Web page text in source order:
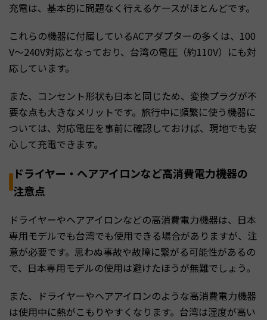
充電は、基本的に問題なく行えるケースがほとんどです。
これらの機器に付属しているACアダプターの多くは、100
V〜240V対応となっており、台湾の電圧（約110V）にも対
応しています。
また、コンセント形状も日本と同じため、変換プラグが不
要な点も大きなメリットです。旅行中に頻繁に使う機器に
ついては、対応電圧を事前に確認しておけば、現地でも安
心して充電できます。
ドライヤー・ヘアアイロンなど高消費電力機器の
注意点
ドライヤーやヘアアイロンなどの高消費電力機器は、日本
専用モデルでも台湾でも使用できる場合がありますが、注
意が必要です。思わぬ事故や故障に繋がる可能性があるの
で、日本専用モデルの使用は避けたほうが無難でしょう。
また、ドライヤーやヘアアイロンのような高消費電力機器
は使用中に熱がこもりやすくなります。台湾は湿度が高い